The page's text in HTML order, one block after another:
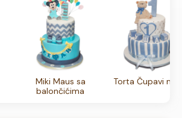
Miki Maus sa
balončićima
Torta Čupavi